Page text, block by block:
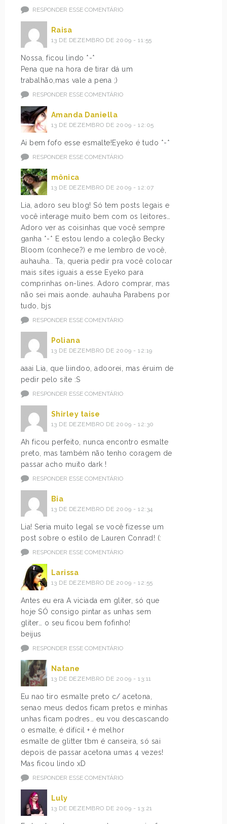
RESPONDER ESSE COMENTÁRIO
Raisa
13 DE DEZEMBRO DE 2009 - 11:55
Nossa, ficou lindo *-*
Pena que na hora de tirar dá um
trabalhão,mas vale a pena ;)
RESPONDER ESSE COMENTÁRIO
Amanda Daniella
13 DE DEZEMBRO DE 2009 - 12:05
Ai bem fofo esse esmalte!Eyeko é tudo *-*
RESPONDER ESSE COMENTÁRIO
mônica
13 DE DEZEMBRO DE 2009 - 12:07
Lia, adoro seu blog! Só tem posts legais e
você interage muito bem com os leitores…
Adoro ver as coisinhas que você sempre
ganha *-* E estou lendo a coleção Becky
Bloom (conhece?) e me lembro de você,
auhauha.. Ta, queria pedir pra você colocar
mais sites iguais a esse Eyeko para
comprinhas on-lines. Adoro comprar, mas
não sei mais aonde. auhauha Parabens por
tudo, bjs
RESPONDER ESSE COMENTÁRIO
Poliana
13 DE DEZEMBRO DE 2009 - 12:19
aaai Lia, que liindoo, adoorei, mas éruim de
pedir pelo site :S
RESPONDER ESSE COMENTÁRIO
Shirley taise
13 DE DEZEMBRO DE 2009 - 12:30
Ah ficou perfeito, nunca encontro esmalte
preto, mas também não tenho coragem de
passar acho muito dark !
RESPONDER ESSE COMENTÁRIO
Bia
13 DE DEZEMBRO DE 2009 - 12:34
Lia! Seria muito legal se você fizesse um
post sobre o estilo de Lauren Conrad! (:
RESPONDER ESSE COMENTÁRIO
Larissa
13 DE DEZEMBRO DE 2009 - 12:55
Antes eu era A viciada em gliter, só que
hoje SÓ consigo pintar as unhas sem
gliter… o seu ficou bem fofinho!
beijus
RESPONDER ESSE COMENTÁRIO
Natane
13 DE DEZEMBRO DE 2009 - 13:11
Eu nao tiro esmalte preto c/ acetona,
senao meus dedos ficam pretos e minhas
unhas ficam podres… eu vou descascando
o esmalte, é difícil + é melhor
esmalte de glitter tbm é canseira, só sai
depois de passar acetona umas 4 vezes!
Mas ficou lindo xD
RESPONDER ESSE COMENTÁRIO
Luly
13 DE DEZEMBRO DE 2009 - 13:21